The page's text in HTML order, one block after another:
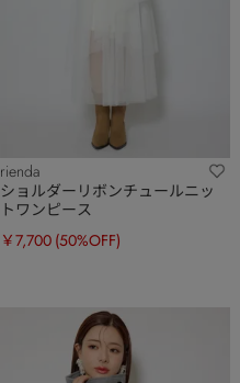
rienda
ショルダーリボンチュールニッ
トワンピース
￥7,700 (50%OFF)